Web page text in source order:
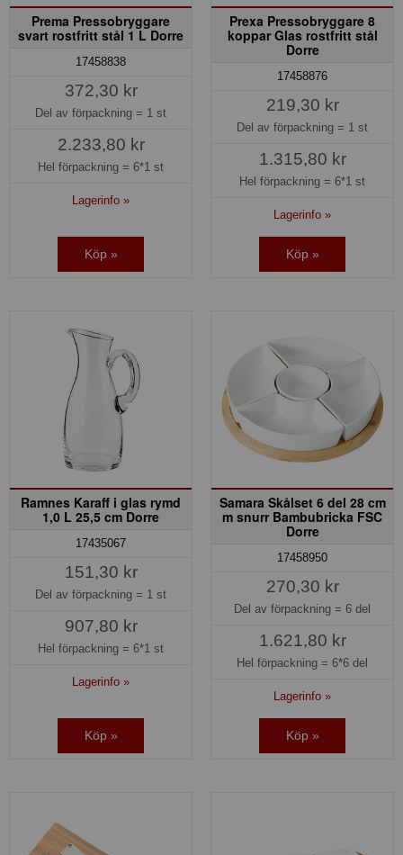
Prema Pressobryggare
svart rostfritt stål 1 L Dorre
17458838
372,30 kr
Del av förpackning = 1 st
2.233,80 kr
Hel förpackning = 6*1 st
Lagerinfo »
Köp »
Prexa Pressobryggare 8
koppar Glas rostfritt stål
Dorre
17458876
219,30 kr
Del av förpackning = 1 st
1.315,80 kr
Hel förpackning = 6*1 st
Lagerinfo »
Köp »
Ramnes Karaff i glas rymd
1,0 L 25,5 cm Dorre
17435067
151,30 kr
Del av förpackning = 1 st
907,80 kr
Hel förpackning = 6*1 st
Lagerinfo »
Köp »
Samara Skålset 6 del 28 cm
m snurr Bambubricka FSC
Dorre
17458950
270,30 kr
Del av förpackning = 6 del
1.621,80 kr
Hel förpackning = 6*6 del
Lagerinfo »
Köp »